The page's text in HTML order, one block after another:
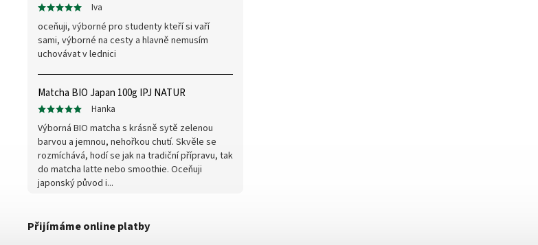
Iva
oceňuji, výborné pro studenty kteří si vaří
sami, výborné na cesty a hlavně nemusím
uchovávat v lednici
Matcha BIO Japan 100g IPJ NATUR
Hanka
Výborná BIO matcha s krásně sytě zelenou
barvou a jemnou, nehořkou chutí. Skvěle se
rozmíchává, hodí se jak na tradiční přípravu, tak
do matcha latte nebo smoothie. Oceňuji
japonský původ i...
Přijímáme online platby